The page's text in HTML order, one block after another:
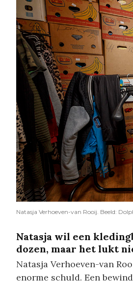
Natasja Verhoeven-van Rooij. Beeld:
Natasja wil een
dozen, maar het lukt
Natasja Verhoeven-van
enorme schuld. Een